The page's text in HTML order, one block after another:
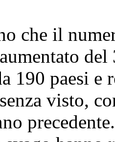
che il
190 paesi e
visto,